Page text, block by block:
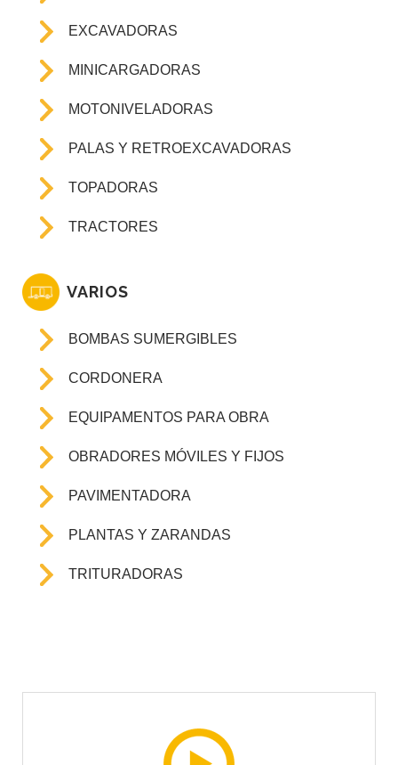
EXCAVADORAS
MINICARGADORAS
MOTONIVELADORAS
PALAS Y RETROEXCAVADORAS
TOPADORAS
TRACTORES
VARIOS
BOMBAS SUMERGIBLES
CORDONERA
EQUIPAMENTOS PARA OBRA
OBRADORES MÓVILES Y FIJOS
PAVIMENTADORA
PLANTAS Y ZARANDAS
TRITURADORAS